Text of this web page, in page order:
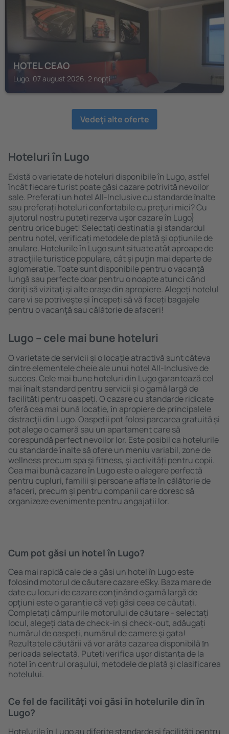
HOTEL CEAO
Lugo, 07 august 2026, 2 nopți
Vedeţi alte oferte
Hoteluri în Lugo
Există o varietate de hoteluri disponibile în Lugo, astfel
încât fiecare turist poate găsi cazare potrivită nevoilor
sale. Preferați un hotel All-Inclusive cu standarde ȋnalte
sau preferați hoteluri confortabile cu preţuri mici? Cu
ajutorul nostru puteți rezerva uşor cazare în Lugo}
pentru orice buget! Selectați destinația şi standardul
pentru hotel, verificați metodele de plată și opțiunile de
anulare. Hotelurile în Lugo sunt situate atât aproape de
atracţiile turistice populare, cât și puțin mai departe de
aglomerație. Toate sunt disponibile pentru o vacanță
lungă sau perfecte doar pentru o noapte atunci când
doriţi să vizitaţi şi alte oraşe din apropiere. Alegeți hotelul
care vi se potriveşte și începeți să vă faceți bagajele
pentru o vacanţă sau călătorie de afaceri!
Lugo – cele mai bune hoteluri
O varietate de servicii și o locație atractivă sunt câteva
dintre elementele cheie ale unui hotel All-Inclusive de
succes. Cele mai bune hoteluri din Lugo garantează cel
mai înalt standard pentru servicii și o gamă largă de
facilități pentru oaspeți. O cazare cu standarde ridicate
oferă cea mai bună locație, ȋn apropiere de principalele
distracţii din Lugo. Oaspeții pot folosi parcarea gratuită și
pot alege o cameră sau un apartament care să
corespundă perfect nevoilor lor. Este posibil ca hotelurile
cu standarde ȋnalte să ofere un meniu variabil, zone de
wellness precum spa și fitness, și activități pentru copii.
Cea mai bună cazare în Lugo este o alegere perfectă
pentru cupluri, familii și persoane aflate în călătorie de
afaceri, precum și pentru companii care doresc să
organizeze evenimente pentru angajații lor.
Cum pot găsi un hotel în Lugo?
Cea mai rapidă cale de a găsi un hotel în Lugo este
folosind motorul de căutare cazare eSky. Baza mare de
date cu locuri de cazare conţinând o gamă largă de
opţiuni este o garanție că veți găsi ceea ce căutați.
Completați câmpurile motorului de căutare - selectați
locul, alegeți data de check-in și check-out, adăugați
numărul de oaspeți, numărul de camere şi gata!
Rezultatele căutării vă vor arăta cazarea disponibilă ȋn
perioada selectată. Puteți verifica uşor distanța de la
hotel ȋn centrul orașului, metodele de plată și clasificarea
hotelului.
Ce fel de facilităţi voi găsi ȋn hotelurile din în
Lugo?
Hotelurile în Lugo au diferite standarde și facilități pentru